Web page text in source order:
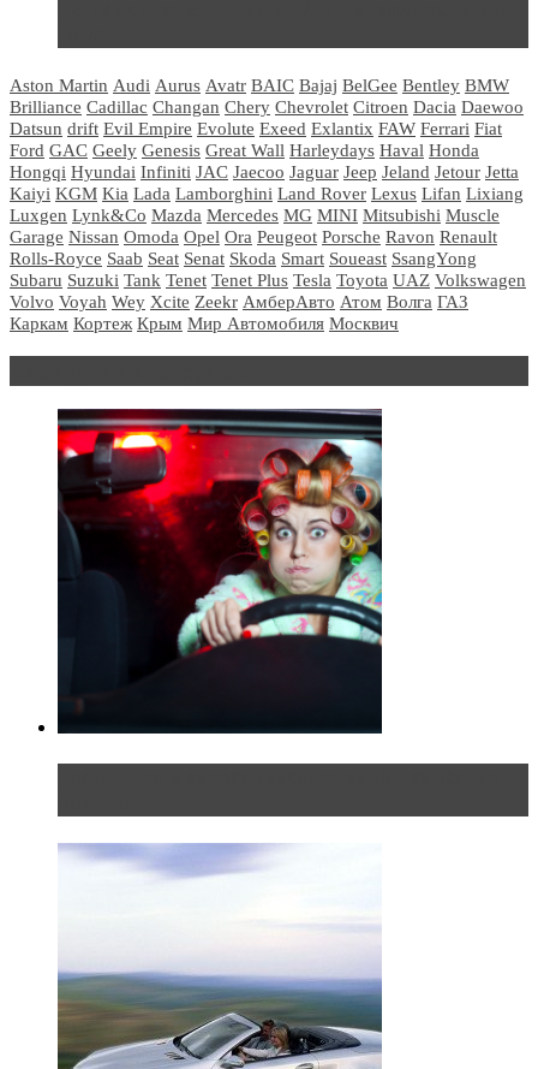
Aston Martin Audi Aurus Avatr BAIC Bajaj BelGee Bentley BMW
Brilliance Cadillac Changan Chery Chevrolet Citroen Dacia Daewoo
Datsun drift Evil Empire Evolute Exeed Exlantix FAW Ferrari Fiat
Ford GAC Geely Genesis Great Wall Harleydays Haval Honda
Hongqi Hyundai Infiniti JAC Jaecoo Jaguar Jeep Jeland Jetour Jetta
Kaiyi KGM Kia Lada Lamborghini Land Rover Lexus Lifan Lixiang
Luxgen Lynk&Co Mazda Mercedes MG MINI Mitsubishi Muscle
Garage Nissan Omoda Opel Ora Peugeot Porsche Ravon Renault
Rolls-Royce Saab Seat Senat Skoda Smart Soueast SsangYong
Subaru Suzuki Tank Tenet Tenet Plus Tesla Toyota UAZ Volkswagen
Volvo Voyah Wey Xcite Zeekr АмберАвто Атом Волга ГАЗ
Каркам Кортеж Крым Мир Автомобиля Москвич